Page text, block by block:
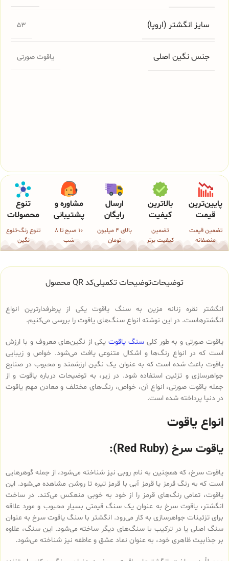
سایز انگشتر (اروپا) 53
جنس نگین اصلی یاقوت صورتی
پایین‌ترین
قیمت
تضمین قیمت
منصفانه
بالاترین
کیفیت
تضمین
کیفیت برتر
ارسال
رایگان
بالای 4 میلیون
تومان
مشاوره و
پشتیبانی
10 صبح تا 8
شب
تنوع
محصولات
تنوع رنگ-تنوع
نگین
توضیحاتتوضیحات تکمیلیکد QR محصول
انگشتر نقره زنانه مزین به سنگ یاقوت یکی از پرطرفدارترین انواع
انگشترهاست. در این نوشته انواع سنگ‌های یاقوت را بررسی می‌کنیم.
یاقوت صورتی و به طور کلیسنگ یاقوت یکی از نگین‌های معروف و با ارزش
است که در انواع رنگ‌ها و اشکال متنوعی یافت می‌شود. خواص و زیبایی
یاقوت باعث شده است که به عنوان یک نگین ارزشمند و محبوب در صنایع
جواهرسازی و تزئین استفاده شود. در زیر، به توضیحات درباره یاقوت و از
جمله یاقوت صورتی، انواع آن، خواص، رنگ‌های مختلف و معادن مهم یاقوت
در دنیا پرداخته شده است.
انواع یاقوت
یاقوت سرخ (Red Ruby):
یاقوت سرخ، که همچنین به نام روبی نیز شناخته می‌شود، از جمله گوهرهایی
است که به رنگ قرمز یا قرمز آبی با قرمز تیره تا روشن مشاهده می‌شود. این
یاقوت، تمامی رنگ‌های قرمز را از خود به خوبی منعکس می‌کند. در ساخت
انگشتر، یاقوت سرخ به عنوان یک سنگ قیمتی بسیار محبوب و مورد علاقه
برای تزئینات جواهرسازی به کار می‌رود. انگشتر با سنگ یاقوت سرخ به عنوان
سنگ اصلی یا در ترکیب با سنگ‌های دیگر ساخته می‌شود. این سنگ، علاوه
بر جذابیت ظاهری خود، به عنوان نماد عشق و عاطفه نیز شناخته می‌شود.